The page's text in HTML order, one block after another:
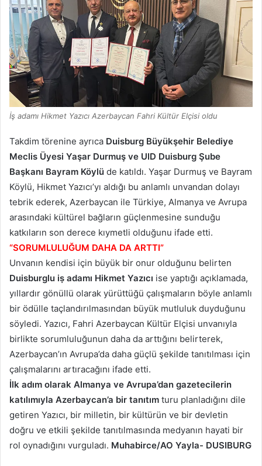
İş adamı Hikmet Yazıcı Azerbaycan Fahri Kültür Elçisi oldu
Takdim törenine ayrıca Duisburg Büyükşehir Belediye
Meclis Üyesi Yaşar Durmuş ve UID Duisburg Şube
Başkanı Bayram Köylü de katıldı. Yaşar Durmuş ve Bayram
Köylü, Hikmet Yazıcı’yı aldığı bu anlamlı unvandan dolayı
tebrik ederek, Azerbaycan ile Türkiye, Almanya ve Avrupa
arasındaki kültürel bağların güçlenmesine sunduğu
katkıların son derece kıymetli olduğunu ifade etti.
“SORUMLULUĞUM DAHA DA ARTTI”
Unvanın kendisi için büyük bir onur olduğunu belirten
Duisburglu iṣ adamı Hikmet Yazıcı ise yaptığı açıklamada,
yıllardır gönüllü olarak yürüttüğü çalışmaların böyle anlamlı
bir ödülle taçlandırılmasından büyük mutluluk duyduğunu
söyledi. Yazıcı, Fahri Azerbaycan Kültür Elçisi unvanıyla
birlikte sorumluluğunun daha da arttığını belirterek,
Azerbaycan’ın Avrupa’da daha güçlü şekilde tanıtılması için
çalışmalarını artıracağını ifade etti.
İlk adım olarak Almanya ve Avrupa’dan gazetecilerin
katılımıyla Azerbaycan’a bir tanıtım turu planladığını dile
getiren Yazıcı, bir milletin, bir kültürün ve bir devletin
doğru ve etkili şekilde tanıtılmasında medyanın hayati bir
rol oynadığını vurguladı. Muhabirce/AO Yayla- DUSIBURG